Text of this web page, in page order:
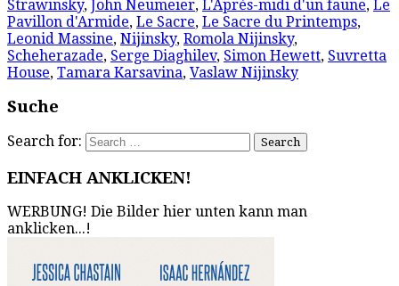
Strawinsky, John Neumeier, L'Après-midi d'un faune, Le
Pavillon d'Armide, Le Sacre, Le Sacre du Printemps,
Leonid Massine, Nijinsky, Romola Nijinsky,
Scheherazade, Serge Diaghilev, Simon Hewett, Suvretta
House, Tamara Karsavina, Vaslaw Nijinsky
Suche
Search for:
EINFACH ANKLICKEN!
WERBUNG! Die Bilder hier unten kann man
anklicken...!